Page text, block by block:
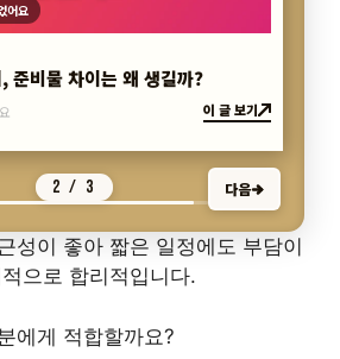
요
만족도 차이는 무엇일까?
이 글 보기
3 / 3 다음
성이 좋아 짧은 일정에도 부담이
으로 합리적입니다.
에게 적합할까요?